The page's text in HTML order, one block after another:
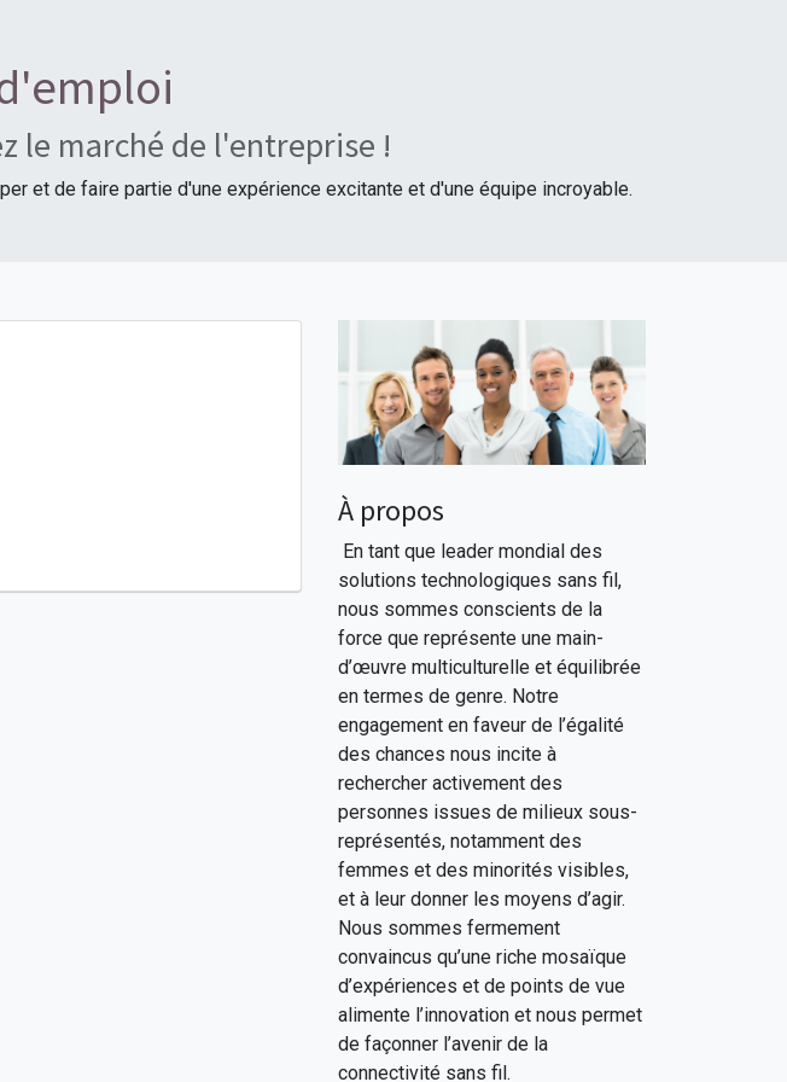
le marché de l'entreprise !
et de faire partie d'une expérience excitante et d'une équipe incroyable.
À propos
En tant que leader mondial des
solutions technologiques sans fil,
nous sommes conscients de la
force que représente une main-
d’œuvre multiculturelle et équilibrée
en termes de genre. Notre
engagement en faveur de l’égalité
des chances nous incite à
rechercher activement des
personnes issues de milieux sous-
représentés, notamment des
femmes et des minorités visibles,
et à leur donner les moyens d’agir.
Nous sommes fermement
convaincus qu’une riche mosaïque
d’expériences et de points de vue
alimente l’innovation et nous permet
de façonner l’avenir de la
connectivité sans fil.